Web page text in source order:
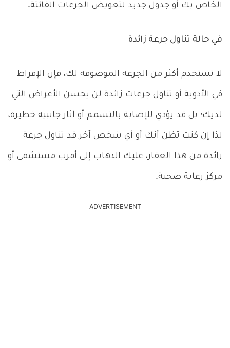
الخاص بك أو جدول جديد لتعويض الجرعات الفائتة.
في حالة تناول جرعة زائدة
لا تستخدم أكثر من الجرعة الموصوفة لك، فإن الإفراط
في الأدوية أو تناول جرعات زائدة لن يحسن الأعراض التي
لديك؛ بل قد يؤدي للإصابة بالتسمم أو آثار جانبية خطيرة،
لذا إن كنت تظن أنك أو أي شخص آخر قد تناول جرعة
زائدة من هذا العقار، عليك الذهاب إلى أقرب مستشفى أو
مركز رعاية صحية.
ADVERTISEMENT